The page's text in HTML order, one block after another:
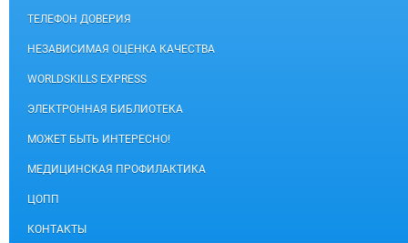
ТЕЛЕФОН ДОВЕРИЯ
НЕЗАВИСИМАЯ ОЦЕНКА КАЧЕСТВА
WORLDSKILLS EXPRESS
ЭЛЕКТРОННАЯ БИБЛИОТЕКА
МОЖЕТ БЫТЬ ИНТЕРЕСНО!
МЕДИЦИНСКАЯ ПРОФИЛАКТИКА
ЦОПП
КОНТАКТЫ